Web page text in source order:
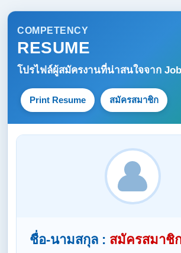
COMPETENCY
RESUME
โปรไฟล์ผู้สมัครงานที่น่าสนใจจาก
Print Resume สมัครสมาชิก
ชื่อ-นามสกุล : สมัครสมาชิ